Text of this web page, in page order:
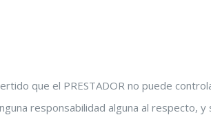
que el PRESTADOR no puede
responsabilidad alguna al respecto,